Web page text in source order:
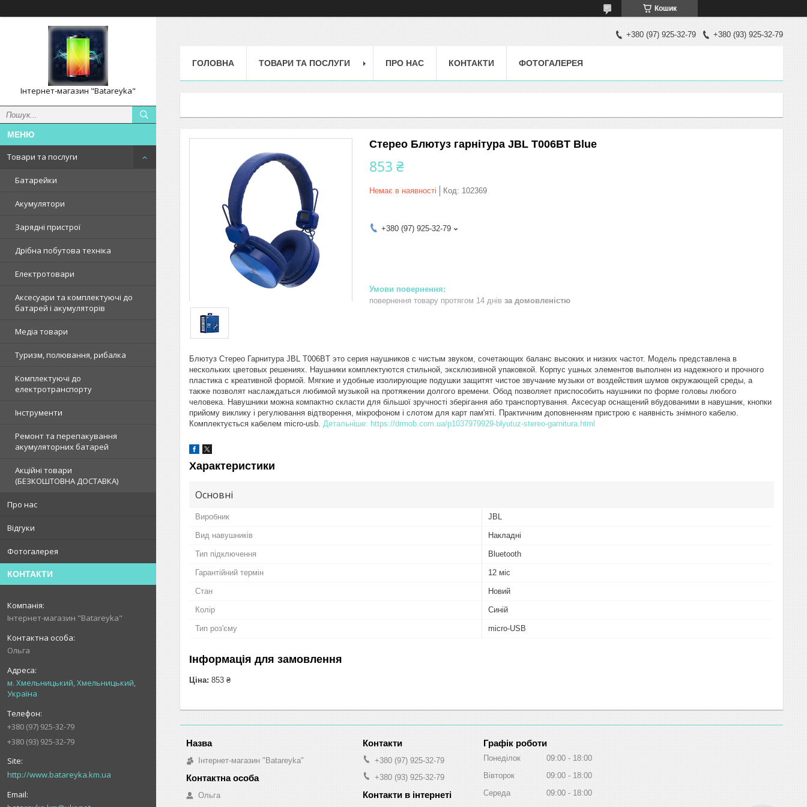
Кошик
Інтернет-магазин "Batareyka"
Товари та послуги
Батарейки
Акумулятори
Зарядні пристрої
Дрібна побутова техніка
Електротовари
Аксесуари та комплектуючі до
батарей і акумуляторів
Медіа товари
Туризм, полювання, рибалка
Комплектуючі до
електротранспорту
Інструменти
Ремонт та перепакування
акумуляторних батарей
Акційні товари
(БЕЗКОШТОВНА ДОСТАВКА)
Про нас
Відгуки
Фотогалерея
КОНТАКТИ
Інтернет-магазин "Batareyka"
Ольга
м. Хмельницький, Хмельницький,
Україна
+380 (97) 925-32-79
+380 (93) 925-32-79
http://www.batareyka.km.ua
+380 (97) 925-32-79 +380 (93) 925-32-79
ГОЛОВНА ТОВАРИ ТА ПОСЛУГИ ПРО НАС КОНТАКТИ ФОТОГАЛЕРЕЯ
Стерео Блютуз гарнітура JBL T006BT Blue
853 ₴
Немає в наявності Код: 102369
+380 (97) 925-32-79
повернення товару протягом 14 днів за домовленістю
Блютуз Стерео Гарнитура JBL T006BT это серия наушников с чистым звуком, сочетающих баланс высоких и низких частот. Модель представлена в
нескольких цветовых решениях. Наушники комплектуются стильной, эксклюзивной упаковкой. Корпус ушных элементов выполнен из надежного и прочного
пластика с креативной формой. Мягкие и удобные изолирующие подушки защитят чистое звучание музыки от воздействия шумов окружающей среды, а
также позволят наслаждаться любимой музыкой на протяжении долгого времени. Обод позволяет приспособить наушники по форме головы любого
человека. Навушники можна компактно скласти для більшої зручності зберігання або транспортування. Аксесуар оснащений вбудованими в навушник, кнопки
прийому виклику і регулювання відтворення, мікрофоном і слотом для карт пам'яті. Практичним доповненням пристрою є наявність знімного кабелю.
Комплектується кабелем micro-usb. Детальніше: https://drmob.com.ua/p1037979929-blyutuz-stereo-garnitura.html
Характеристики
Основні
Виробник JBL
Вид навушників Накладні
Тип підключення Bluetooth
Гарантійний термін 12 міс
Стан Новий
Колір Синій
Тип роз'єму micro-USB
Інформація для замовлення
Ціна: 853 ₴
Інтернет-магазин "Batareyka"
Ольга
+380 (97) 925-32-79
+380 (93) 925-32-79
Графік роботи
Понеділок 09:00
18:00
Вівторок
09:00
18:00
Середа
09:00
18:00